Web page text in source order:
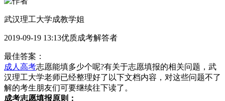
武汉理工大学成教学姐
2019-09-19 13:13优质成考解答者
最佳答案：
成人高考志愿能填多少个呢?有关于志愿填报的相关问题，武
汉理工大学老师已经整理好了以下文档内容，对这些问题不了
解的考生朋友们可要继续往下读了。
成考志愿填报原则：